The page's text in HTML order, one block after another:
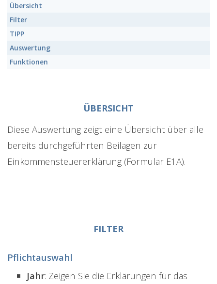
Übersicht
Filter
TIPP
Auswertung
Funktionen
ÜBERSICHT
Diese Auswertung zeigt eine Übersicht über alle
bereits durchgeführten Beilagen zur
Einkommensteuererklärung (Formular E1A).
FILTER
Pflichtauswahl
Jahr: Zeigen Sie die Erklärungen für das